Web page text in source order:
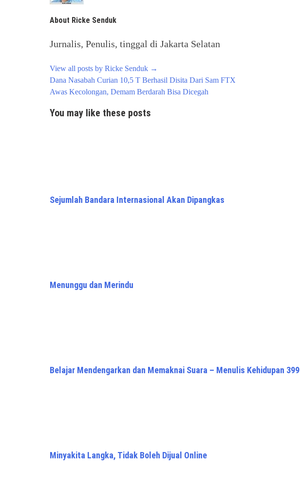
About Ricke Senduk
Jurnalis, Penulis, tinggal di Jakarta Selatan
View all posts by Ricke Senduk →
Post
navigation
Dana Nasabah Curian 10,5 T Berhasil Disita Dari Sam FTX
Awas Kecolongan, Demam Berdarah Bisa Dicegah
You may like these posts
Sejumlah Bandara Internasional Akan Dipangkas
Menunggu dan Merindu
Belajar Mendengarkan dan Memaknai Suara – Menulis Kehidupan 399
Minyakita Langka, Tidak Boleh Dijual Online